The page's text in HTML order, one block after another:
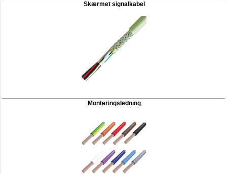
Skærmet signalkabel
Monteringsledning